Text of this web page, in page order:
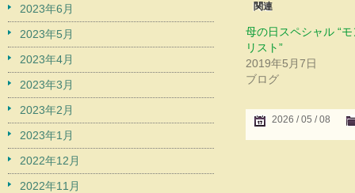
関連
母の日スペシャル “
リスト”
2019年5月7日
ブログ
2026 / 05 / 08
2023年6月
2023年5月
2023年4月
2023年3月
2023年2月
2023年1月
2022年12月
2022年11月